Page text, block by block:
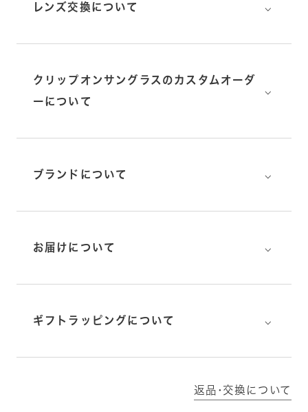
レンズ交換について ⌵
クリップオンサングラスのカスタムオーダ
ーについて
⌵
ブランドについて ⌵
お届けについて ⌵
ギフトラッピングについて ⌵
返品･交換について